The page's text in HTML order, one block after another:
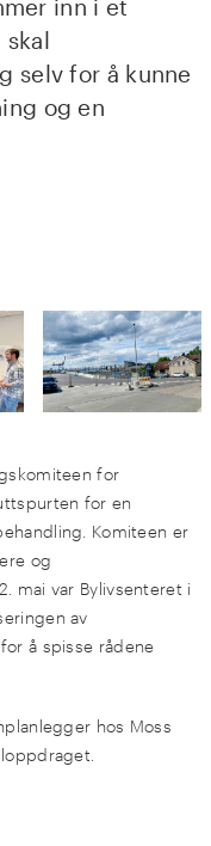
inn i et
skal
selv for å kunne
og en
for
for en
Komiteen er
og
mai var Bylivsenteret i
av
å spisse rådene
hos Moss